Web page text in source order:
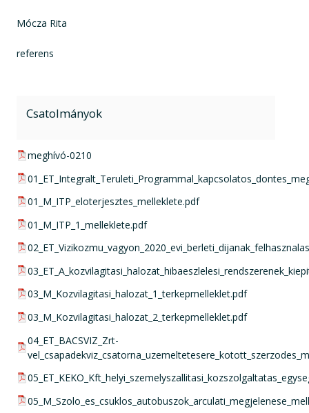
Mócza Rita
referens
Csatolmányok
pdf csatolmány:
meghívó-0210
pdf csatolmány:
pdf csatolmány:
01_M_ITP_eloterjesztes_melleklete.pdf
pdf csatolmány:
01_M_ITP_1_melleklete.pdf
pdf csatolmány:
pdf csatolmány:
pdf csatolmány:
03_M_Kozvilagitasi_halozat_1_terkepmelleklet.pdf
pdf csatolmány:
03_M_Kozvilagitasi_halozat_2_terkepmelleklet.pdf
pdf csatolmány:
04_ET_BACSVIZ_Zrt-
pdf csatolmány:
pdf csatolmány: